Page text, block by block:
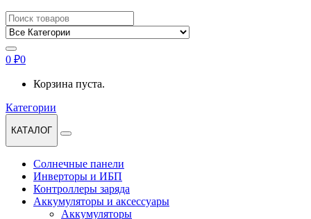
Найти:
0 ₽0
Корзина пуста.
Категории
КАТАЛОГ
Солнечные панели
Инверторы и ИБП
Контроллеры заряда
Аккумуляторы и аксессуары
Аккумуляторы